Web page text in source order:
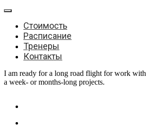
Стоимость
Расписание
Тренеры
Контакты
I am ready for a long road flight for work with
a week- or months-long projects.